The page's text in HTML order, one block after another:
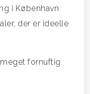
i København
der er ideelle
fornuftig